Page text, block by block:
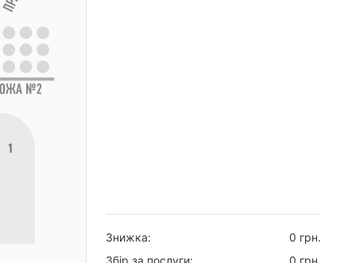
Знижка: 0 грн.
Збір за послуги:
0 грн.